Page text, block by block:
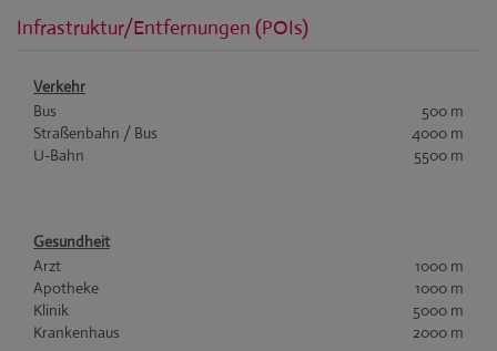
Infrastruktur/Entfernungen (POIs)
Verkehr
Bus
500 m
Straßenbahn / Bus
4000 m
U-Bahn
5500 m
Gesundheit
Arzt
1000 m
Apotheke
1000 m
Klinik
5000 m
Krankenhaus
2000 m